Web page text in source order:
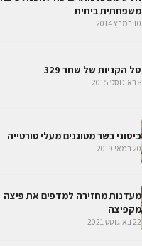
משפחתית ביתית
10 במרץ 2014
סל הקניות של שחר 329
8 באוגוסט 2015
כיסוני בשר מטוגנים מעלי טורטייה
20 במאי 2019
מעדנות מחזירה למדפים את פיצה
מקפיצה
22 באוגוסט 2021